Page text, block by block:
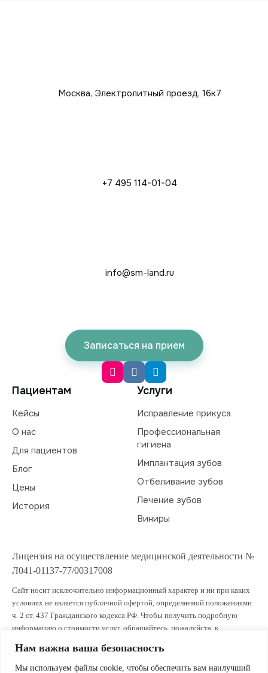
Нам важна ваша безопасность
Мы используем файлы cookie, чтобы обеспечить вам наилучший
Москва, Электролитный проезд, 16к7
+7 495 114-01-04
info@sm-land.ru
Записаться на прием
Пациентам
Кейсы
О нас
Для пациентов
Блог
Цены
История
Услуги
Исправление прикуса
Профессиональная
гигиена
Имплантация зубов
Отбеливание зубов
Лечение зубов
Виниры
Лицензия на осуществление медицинской деятельности №
Л041-01137-77/00317008
Сайт носит исключительно информационный характер и ни при каких
условиях не является публичной офертой, определяемой положениями
ч. 2 ст. 437 Гражданского кодекса РФ. Чтобы получить подробную
информацию о стоимости услуг, обращайтесь, пожалуйста, к